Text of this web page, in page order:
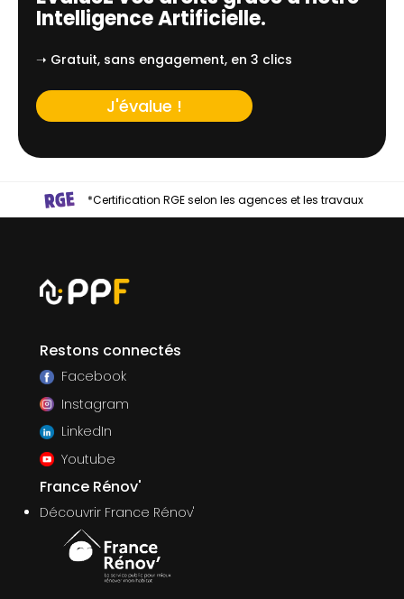
Intelligence Artificielle.
➝ Gratuit, sans engagement, en 3 clics
J'évalue !
*Certification RGE selon les agences et les travaux
Restons connectés
Facebook
Instagram
LinkedIn
Youtube
France Rénov'
Découvrir France Rénov'